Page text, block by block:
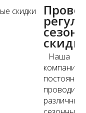
Наша
компания
постоянно
проводит
различные